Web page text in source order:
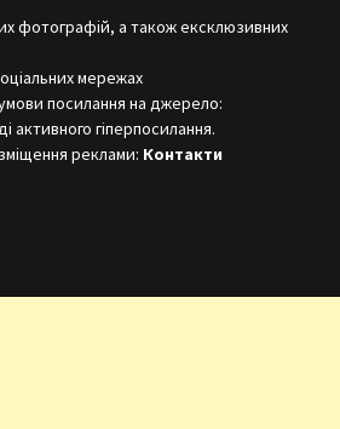
фотографій, а також ексклюзивних
мережах
посилання на джерело:
активного гіперпосилання.
реклами: Контакти